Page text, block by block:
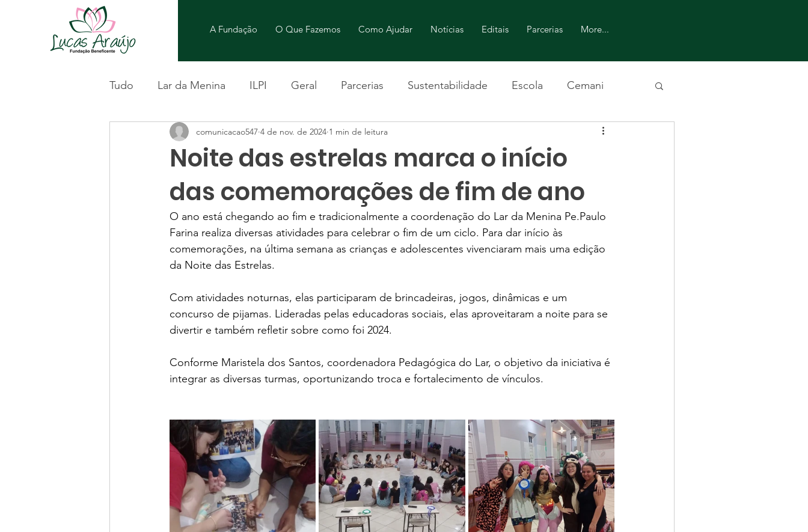
A Fundação O Que Fazemos Como Ajudar Notícias Editais Parcerias More...
Tudo Lar da Menina ILPI Geral Parcerias Sustentabilidade Escola Cemani
Noite das estrelas marca o início
das comemorações de fim de ano
comunicacao547 4 de nov. de 2024 1 min de leitura
O ano está chegando ao fim e tradicionalmente a coordenação do Lar da Menina Pe.Paulo
Farina realiza diversas atividades para celebrar o fim de um ciclo. Para dar início às
comemorações, na última semana as crianças e adolescentes vivenciaram mais uma edição
da Noite das Estrelas.
Com atividades noturnas, elas participaram de brincadeiras, jogos, dinâmicas e um
concurso de pijamas. Lideradas pelas educadoras sociais, elas aproveitaram a noite para se
divertir e também refletir sobre como foi 2024.
Conforme Maristela dos Santos, coordenadora Pedagógica do Lar, o objetivo da iniciativa é
integrar as diversas turmas, oportunizando troca e fortalecimento de vínculos.